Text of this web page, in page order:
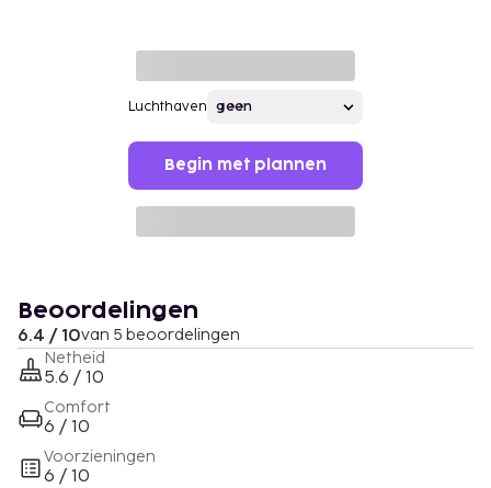
Luchthaven
Begin met plannen
Beoordelingen
6.4 / 10van 5 beoordelingen
Netheid
5.6 / 10
Comfort
6 / 10
Voorzieningen
6 / 10